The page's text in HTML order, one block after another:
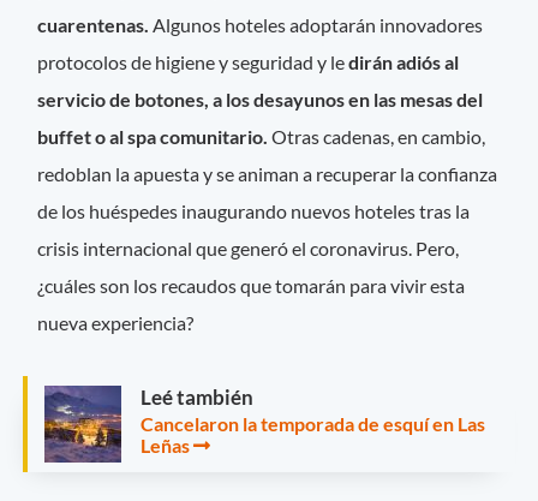
cuarentenas. Algunos hoteles adoptarán innovadores
protocolos de higiene y seguridad y ledirán adiós al
servicio de botones, a los desayunos en las mesas del
buffet o al spa comunitario.Otras cadenas, en cambio,
redoblan la apuesta y se animan a recuperar la confianza
de los huéspedes inaugurando nuevos hoteles tras la
crisis internacional que generó el coronavirus. Pero,
¿cuáles son los recaudos que tomarán para vivir esta
nueva experiencia?
Leé también
Cancelaron la temporada de esquí en Las
Leñas